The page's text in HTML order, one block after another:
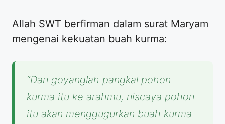
Allah SWT berfirman dalam surat Maryam
mengenai kekuatan buah kurma:
“Dan goyanglah pangkal pohon
kurma itu ke arahmu, niscaya pohon
itu akan menggugurkan buah kurma